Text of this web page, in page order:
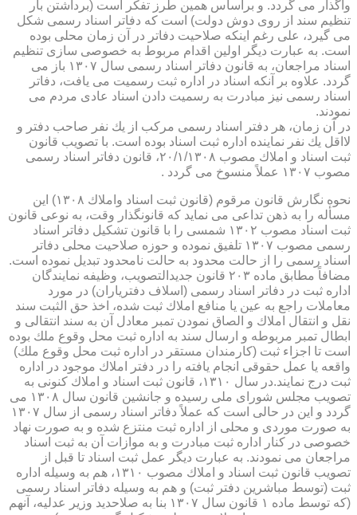
واگذار می گردد. و براساس همین طرز تفكر است (برداشتن بار
تنظیم سند از روی دوش دولت) است كه دفاتر اسناد رسمی شكل
می گیرد، علی رغم اینكه صلاحیت دفاتر در آن زمان محلی بوده
است. به عبارت دیگر اولین اقدام مربوط به خصوصی سازی تنظیم
اسناد مراجعان، به قانون دفاتر اسناد رسمی سال ۱۳۰۷ باز می
گردد. علاوه بر آنكه اسناد در اداره ثبت رسمیت می یافت، دفاتر
اسناد رسمی نیز مبادرت به رسمیت دادن اسناد عادی مردم می
نمودند.
در آن زمان، هر دفتر اسناد رسمی مركب از یك نفر صاحب دفتر و
لااقل یك نفر نماینده اداره ثبت اسناد بوده است. با تصویب قانون
ثبت اسناد و املاك مصوب ۲۰/۱/۱۳۰۸، قانون دفاتر اسناد رسمی
مصوب ۱۳۰۷ عملاً منسوخ می گردد .
نحوه نگارش قانون مرقوم (قانون ثبت اسناد واملاك ۱۳۰۸) این
مسأله را به ذهن تداعی می نماید كه قانونگذار وقت، به نوعی قانون
ثبت اسناد مصوب ۱۳۰۲ شمسی را با قانون تشكیل دفاتر اسناد
رسمی مصوب ۱۳۰۷ تلفیق نموده و حوزه صلاحیت محلی دفاتر
اسناد رسمی را از حالت محدود به حالت نامحدود تبدیل نموده است.
مضافاً مطابق ماده ۲۰۳ قانون جدیدالتصویب، وظیفه نمایندگان
اداره ثبت در دفاتر اسناد رسمی (اسلاف دفتریاران) در مورد
معاملات راجع به عین یا منافع املاك ثبت شده، اخذ حق الثبت سند
نقل و انتقال املاك و الصاق نمودن تمبر معادل آن به سند انتقالی و
ابطال تمبر مربوطه و ارسال سند به اداره ثبت محل وقوع ملك بوده
است تا اجزاء ثبت (كارمندان مستقر در اداره ثبت محل وقوع ملك)
واقعه یا عمل حقوقی انجام یافته را در دفتر املاك موجود در اداره
ثبت درج نمایند.در سال ۱۳۱۰، قانون ثبت اسناد و املاك كنونی به
تصویب مجلس شورای ملی رسیده و جانشین قانون سال ۱۳۰۸ می
گردد و این در حالی است كه عملاً دفاتر اسناد رسمی از سال ۱۳۰۷
به صورت موردی و محلی از اداره ثبت منتزع شده و به صورت نهاد
خصوصی در كنار اداره ثبت مبادرت و به موازات آن به ثبت اسناد
مراجعان می نمودند. به عبارت دیگر عمل ثبت اسناد تا قبل از
تصویب قانون ثبت اسناد و املاك مصوب ۱۳۱۰، هم به وسیله اداره
ثبت (توسط مباشرین دفتر ثبت) و هم به وسیله دفاتر اسناد رسمی
(كه توسط ماده ۱ قانون سال ۱۳۰۷ بنا به صلاحدید وزیر عدلیه، آنهم